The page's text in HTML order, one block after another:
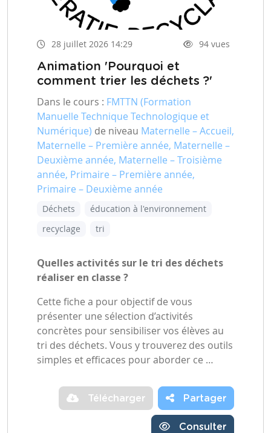
28 juillet 2026 14:29 94 vues
Animation 'Pourquoi et
comment trier les déchets ?'
Dans le cours : FMTTN (Formation
Manuelle Technique Technologique et
Numérique) de niveau Maternelle – Accueil,
Maternelle – Première année, Maternelle –
Deuxième année, Maternelle – Troisième
année, Primaire – Première année,
Primaire – Deuxième année
Déchets
éducation à l'environnement
recyclage
tri
Quelles activités sur le tri des déchets
réaliser en classe ?
Cette fiche a pour objectif de vous
présenter une sélection d’activités
concrètes pour sensibiliser vos élèves au
tri des déchets. Vous y trouverez des outils
simples et efficaces pour aborder ce …
Télécharger Partager
Consulter